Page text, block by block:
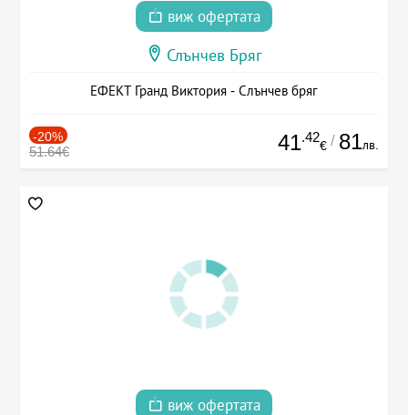
виж офертата
Слънчев Бряг
ЕФЕКТ Гранд Виктория - Слънчев бряг
-20%
51.64€ 41.42
€ / 81лв.
виж офертата